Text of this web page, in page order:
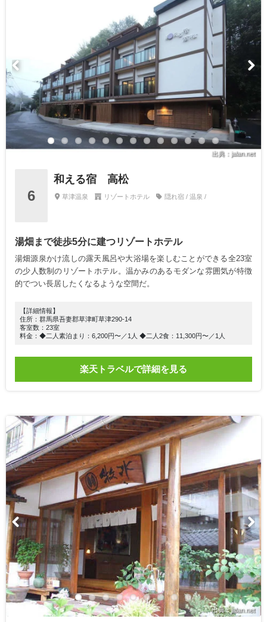
出典：jalan.net
6
和える宿 高松
草津温泉 リゾートホテル 隠れ宿 / 温泉 /
湯畑まで徒歩5分に建つリゾートホテル
湯畑源泉かけ流しの露天風呂や大浴場を楽しむことができる全23室
の少人数制のリゾートホテル。温かみのあるモダンな雰囲気が特徴
的でつい長居したくなるような空間だ。
【詳細情報】
住所：群馬県吾妻郡草津町草津290-14
客室数：23室
料金：◆二人素泊まり：6,200円〜／1人 ◆二人2食：11,300円〜／1人
楽天トラベルで詳細を見る
出典：jalan.net